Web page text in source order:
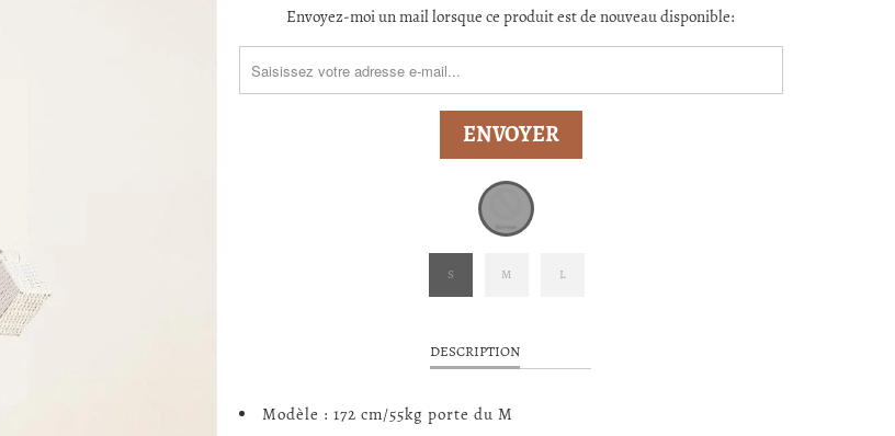
TRANSLATION
FR.PRODUCTS.NOTIFY_FORM.DESCRIPTION:
Envoyez-moi un mail lorsque ce produit est de nouveau disponible:
S M L
DESCRIPTION
Modèle : 172 cm/55kg porte du M